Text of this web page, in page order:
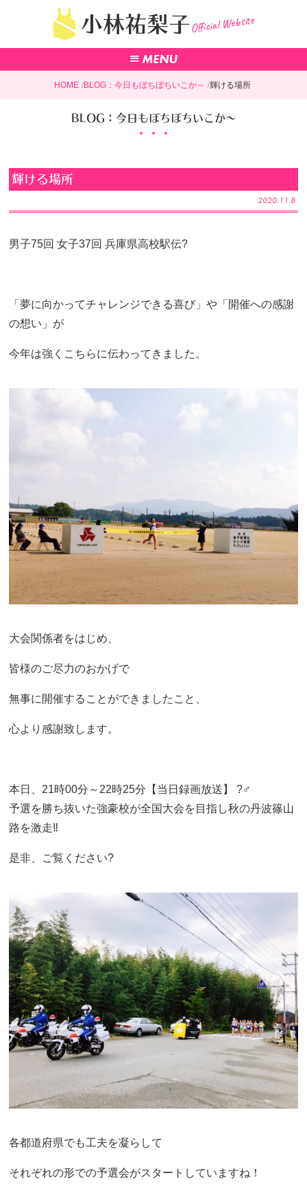
小林祐梨子Official Website
HOME BLOG：今日もぼちぼちいこか～ 輝ける場所
BLOG：今日もぼちぼちいこか～
輝ける場所
2020.11.8
男子75回 女子37回 兵庫県高校駅伝?
「夢に向かってチャレンジできる喜び」や「開催への感謝
の想い」が
今年は強くこちらに伝わってきました。
大会関係者をはじめ、
皆様のご尽力のおかげで
無事に開催することができましたこと、
心より感謝致します。
本日、21時00分～22時25分【当日録画放送】 ?‍♂️
予選を勝ち抜いた強豪校が全国大会を目指し秋の丹波篠山
路を激走‼️
是非、ご覧ください?
各都道府県でも工夫を凝らして
それぞれの形での予選会がスタートしていますね！